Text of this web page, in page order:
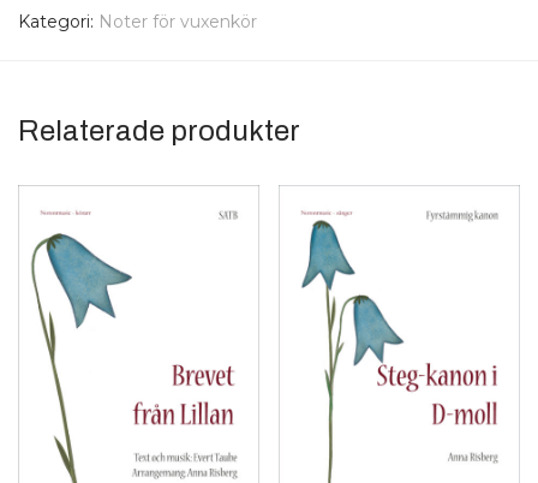
Kategori: Noter för vuxenkör
Relaterade produkter